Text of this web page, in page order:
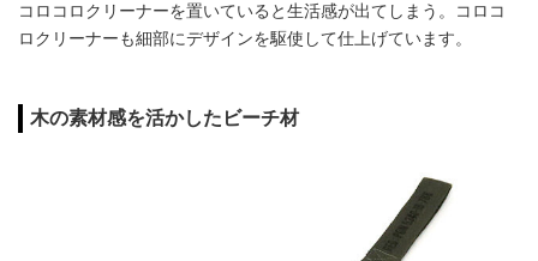
コロコロクリーナーを置いていると生活感が出てしまう。コロコ
ロクリーナーも細部にデザインを駆使して仕上げています。
木の素材感を活かしたビーチ材